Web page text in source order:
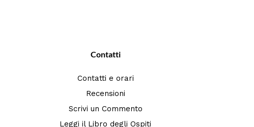
Contatti
Contatti e orari
Recensioni
Scrivi un Commento
Leggi il Libro degli Ospiti